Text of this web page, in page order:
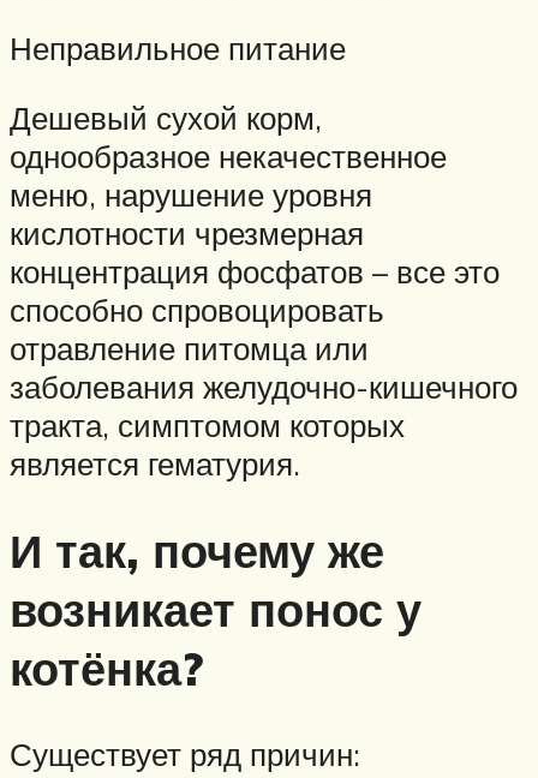
Неправильное питание
Дешевый сухой корм,
однообразное некачественное
меню, нарушение уровня
кислотности чрезмерная
концентрация фосфатов – все это
способно спровоцировать
отравление питомца или
заболевания желудочно-кишечного
тракта, симптомом которых
является гематурия.
И так, почему же
возникает понос у
котёнка?
Существует ряд причин: